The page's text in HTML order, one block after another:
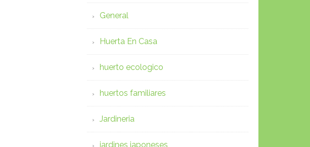
General
Huerta En Casa
huerto ecologico
huertos familiares
Jardineria
jardines japoneses